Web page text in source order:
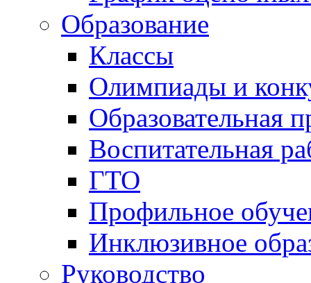
Образование
Классы
Олимпиады и
Образовательная
Воспитательная
ГТО
Профильное
Инклюзивное
Руководство